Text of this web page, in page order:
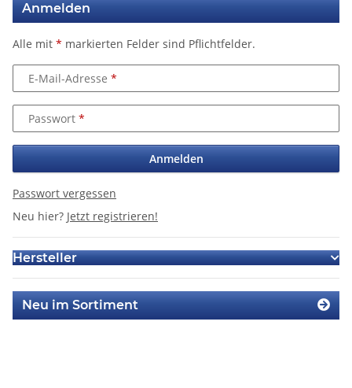
Anmelden
Alle mit * markierten Felder sind Pflichtfelder.
E-Mail-Adresse
Passwort
Anmelden
Passwort vergessen
Neu hier? Jetzt registrieren!
Hersteller
Neu im Sortiment